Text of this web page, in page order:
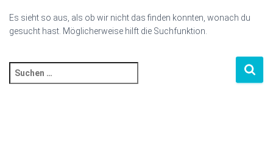
Es sieht so aus, als ob wir nicht das finden konnten, wonach du
gesucht hast. Möglicherweise hilft die Suchfunktion.
Suchen
nach: